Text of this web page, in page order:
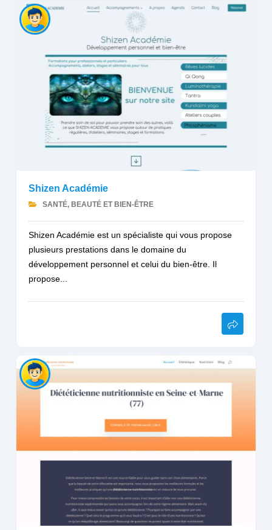
Shizen Académie
SANTÉ, BEAUTÉ ET BIEN-ÊTRE
Shizen Académie est un spécialiste qui vous propose
plusieurs prestations dans le domaine du
développement personnel et celui du bien-être. Il
propose...